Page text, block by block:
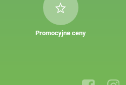
Promocyjne ceny